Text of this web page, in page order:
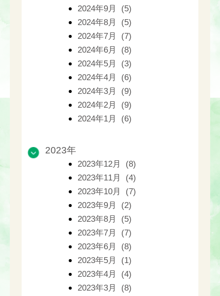
2024年9月 (5)
2024年8月 (5)
2024年7月 (7)
2024年6月 (8)
2024年5月 (3)
2024年4月 (6)
2024年3月 (9)
2024年2月 (9)
2024年1月 (6)
2023年
2023年12月 (8)
2023年11月 (4)
2023年10月 (7)
2023年9月 (2)
2023年8月 (5)
2023年7月 (7)
2023年6月 (8)
2023年5月 (1)
2023年4月 (4)
2023年3月 (8)